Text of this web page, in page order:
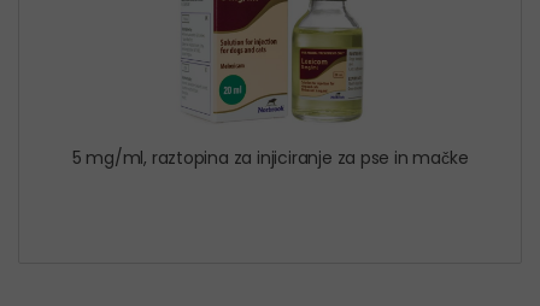
5 mg/ml, raztopina za injiciranje za pse in mačke